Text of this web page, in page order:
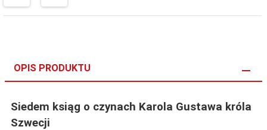
OPIS PRODUKTU
Siedem ksiąg o czynach Karola Gustawa króla
Szwecji